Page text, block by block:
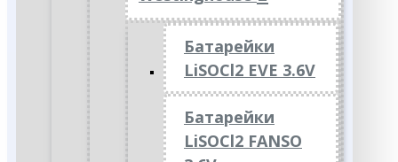
Батарейки
LiSOCl2 EVE 3.6V
Батарейки
LiSOCl2 FANSO